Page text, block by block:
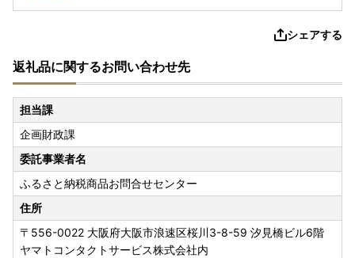
シェアする
返礼品に関するお問い合わせ先
担当課
企画財政課
委託事業者名
ふるさと納税商品お問合せセンター
住所
〒556-0022 大阪府大阪市浪速区桜川3-8-59 汐見橋ビル6階
ヤマトコンタクトサービス株式会社内